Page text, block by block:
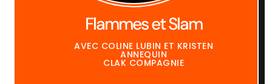
Flammes et Slam
AVEC COLINE LUBIN ET KRISTEN
ANNEQUIN
CLAK COMPAGNIE